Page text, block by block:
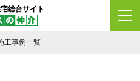
総合サイト
工事例一覧